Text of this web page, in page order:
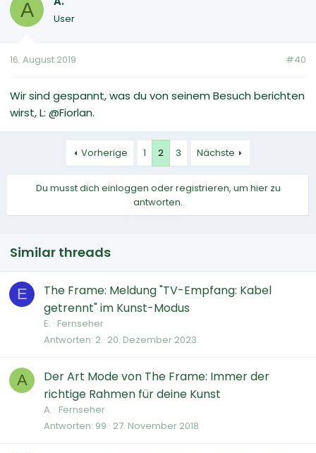
A User
16. August 2019 #40
Wir sind gespannt, was du von seinem Besuch berichten
wirst, L: @Fiorlan.
Vorherige 1 2 3 Nächste
Du musst dich einloggen oder registrieren, um hier zu
antworten.
Similar threads
E
The Frame: Meldung "TV-Empfang: Kabel
getrennt" im Kunst-Modus
E. Fernseher
Antworten 2 20. Dezember 2023
A
Der Art Mode von The Frame: Immer der
richtige Rahmen für deine Kunst
A. Fernseher
Antworten 99 27. November 2018